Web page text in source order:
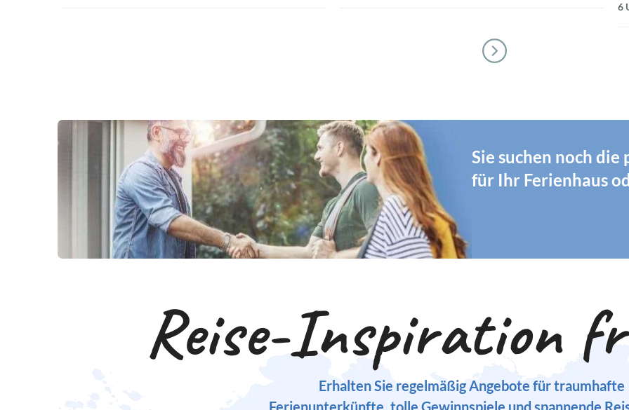
6
Sie suchen noch die
für Ihr Ferienhaus
Reise-Inspiration
Erhalten Sie regelmäßig Angebote für traumhafte
Ferienunterkünfte, tolle Gewinnspiele und spannende